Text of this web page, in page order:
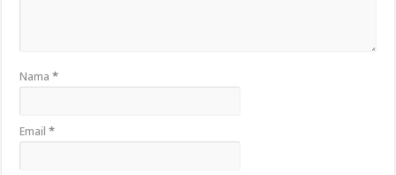
Nama*
Email*